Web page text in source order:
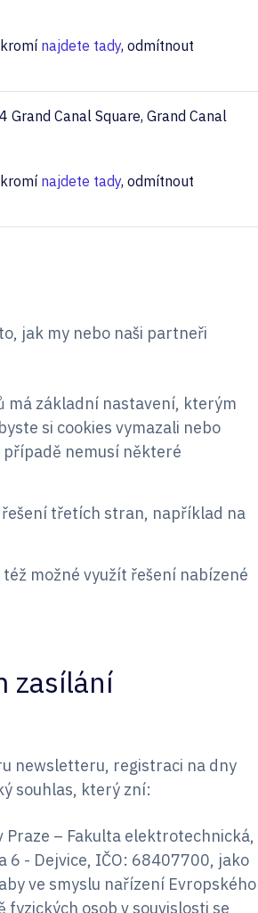
najdete tady, odmítnout
Grand Canal Square, Grand Canal
najdete tady, odmítnout
jak my nebo naši partneři
má základní nastavení, kterým
si cookies vymazali nebo
nemusí některé
třetích stran, například na
možné využít řešení nabízené
zasílání
newsletteru, registraci na dny
souhlas, který zní:
Praze – Fakulta elektrotechnická,
6 - Dejvice, IČO: 68407700, jako
ve smyslu nařízení Evropského
osob v souvislosti se